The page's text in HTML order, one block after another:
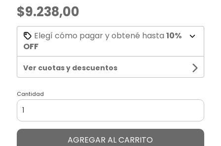
$9.238,00
Elegí cómo pagar y obtené hasta 10%
OFF
Ver cuotas y descuentos
Cantidad
AGREGAR AL CARRITO